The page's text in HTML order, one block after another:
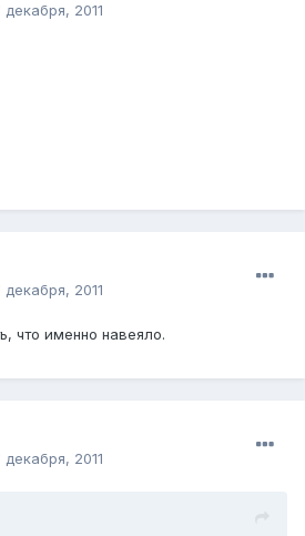
декабря, 2011
декабря, 2011
что именно навеяло.
декабря, 2011